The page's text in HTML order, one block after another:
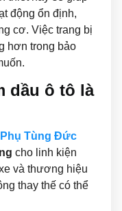
động ổn định,
cơ. Việc trang bị
hơn trong bảo
dầu ô tô là
Phụ Tùng Đức
cho linh kiện
và thương hiệu
thay thế có thể